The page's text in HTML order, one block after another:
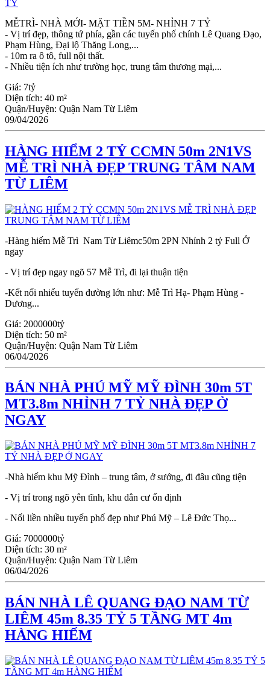
MỄTRÌ- NHÀ MỚI- MẶT TIỀN 5M- NHỈNH 7 TỶ
- Vị trí đẹp, thông tứ phía, gần các tuyến phố chính Lê Quang Đạo,
Phạm Hùng, Đại lộ Thăng Long,...
- 10m ra ô tô, full nội thất.
- Nhiều tiện ích như trường học, trung tâm thương mại,...
Giá: 7tỷ
Diện tích: 40 m²
Quận/Huyện: Quận Nam Từ Liêm
09/04/2026
HÀNG HIỂM 2 TỶ CCMN 50m 2N1VS
MỄ TRÌ NHÀ ĐẸP TRUNG TÂM NAM
TỪ LIÊM
-Hàng hiếm Mễ Trì Nam Từ Liêmc50m 2PN Nhỉnh 2 tỷ Full Ở
ngay
- Vị trí đẹp ngay ngõ 57 Mễ Trì, đi lại thuận tiện
-Kết nối nhiểu tuyến đường lớn như: Mễ Trì Hạ- Phạm Hùng -
Dương...
Giá: 2000000tỷ
Diện tích: 50 m²
Quận/Huyện: Quận Nam Từ Liêm
06/04/2026
BÁN NHÀ PHÚ MỸ MỸ ĐÌNH 30m 5T
MT3.8m NHỈNH 7 TỶ NHÀ ĐẸP Ở
NGAY
-Nhà hiếm khu Mỹ Đình – trung tâm, ở sướng, đi đâu cũng tiện
- Vị trí trong ngõ yên tĩnh, khu dân cư ổn định
- Nối liền nhiều tuyến phố đẹp như Phú Mỹ – Lê Đức Thọ...
Giá: 7000000tỷ
Diện tích: 30 m²
Quận/Huyện: Quận Nam Từ Liêm
06/04/2026
BÁN NHÀ LÊ QUANG ĐẠO NAM TỪ
LIÊM 45m 8.35 TỶ 5 TẦNG MT 4m
HÀNG HIẾM